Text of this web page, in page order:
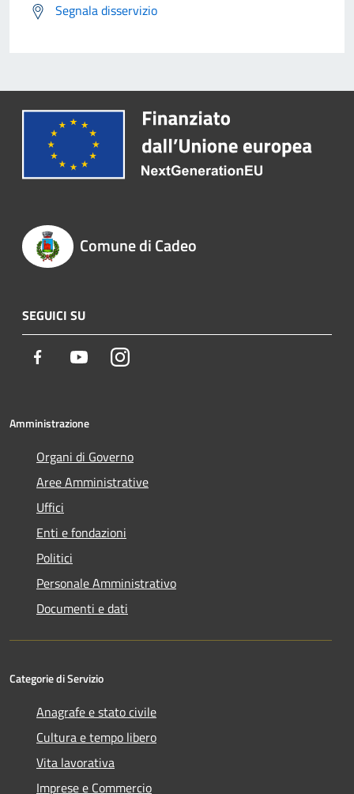
Segnala disservizio
Comune di Cadeo
SEGUICI SU
Facebook YoutubeInstagram
Amministrazione
Organi di Governo
Aree Amministrative
Uffici
Enti e fondazioni
Politici
Personale Amministrativo
Documenti e dati
Categorie di Servizio
Anagrafe e stato civile
Cultura e tempo libero
Vita lavorativa
Imprese e Commercio